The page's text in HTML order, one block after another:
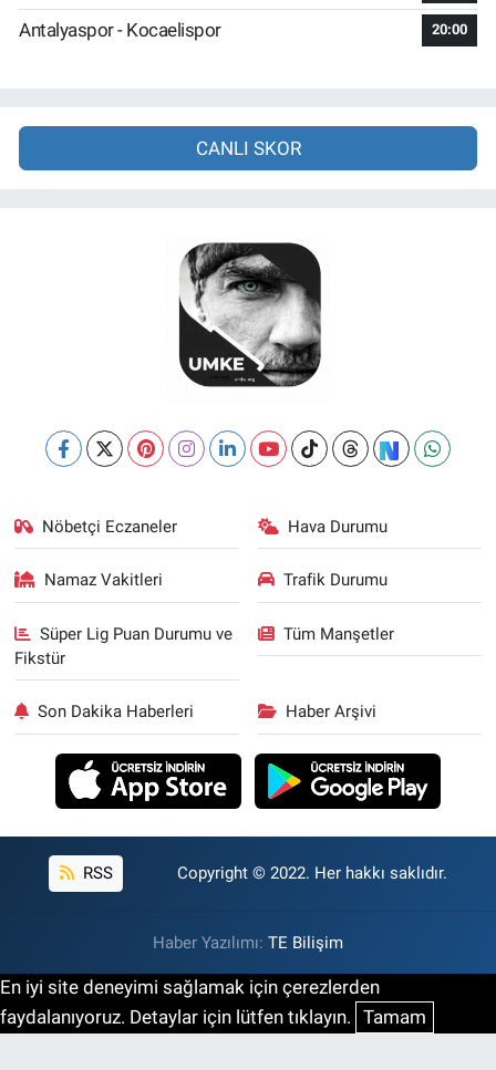
Antalyaspor - Kocaelispor 20:00
CANLI SKOR
Nöbetçi Eczaneler Hava Durumu
Namaz Vakitleri Trafik Durumu
Süper Lig Puan Durumu ve
Fikstür
Tüm Manşetler
Son Dakika Haberleri Haber Arşivi
RSS Copyright © 2022. Her hakkı saklıdır.
Haber Yazılımı: TE Bilişim
En iyi site deneyimi sağlamak için çerezlerden
faydalanıyoruz. Detaylar için lütfen tıklayın. Tamam